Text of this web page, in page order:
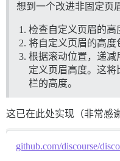
想到一个改进非固定页
检查自定义页眉的高
将自定义页眉的高度
根据滚动位置，递减
定义页眉高度。这将
栏的高度。
这已在此处实现（非常感
github.com/discourse/